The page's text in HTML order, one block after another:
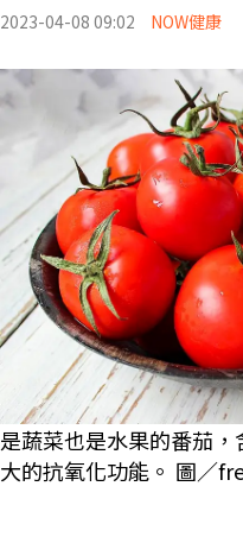
2023-04-08 09:02 NOW健康
是蔬菜也是水果的番茄
大的抗氧化功能。 圖／